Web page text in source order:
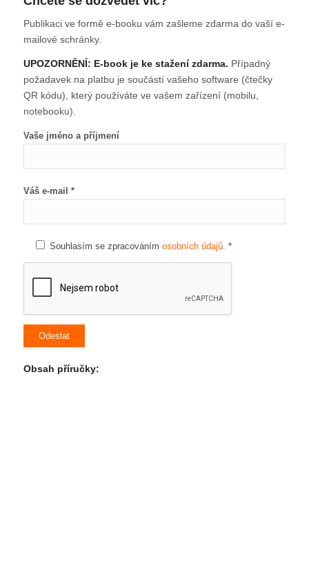
Publikaci ve formě e-booku vám zašleme zdarma do vaší e-
mailové schránky.
UPOZORNĚNÍ: E-book je ke stažení zdarma. Případný
požadavek na platbu je součástí vašeho software (čtečky
QR kódu), který používáte ve vašem zařízení (mobilu,
notebooku).
Vaše jméno a příjmení
Váš e-mail *
Souhlasím se zpracováním osobních údajů. *
Obsah příručky: